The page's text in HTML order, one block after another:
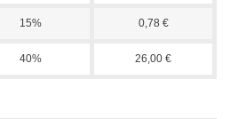
15% 0,78 €
40% 26,00 €